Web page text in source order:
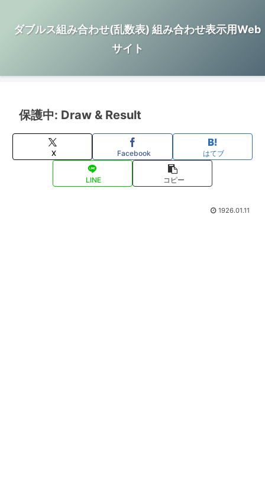
ダブルス組み合わせ(乱数表) 組み合わせ表示用Web
サイト
保護中: Draw & Result
X Facebook はてブ
LINE コピー
1926.01.11